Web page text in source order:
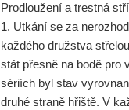
Prodloužení a trestná
1. Utkání se za
každého družstva
stát přesně na bodě pro
sériích byl stav
druhé straně hřiště. V